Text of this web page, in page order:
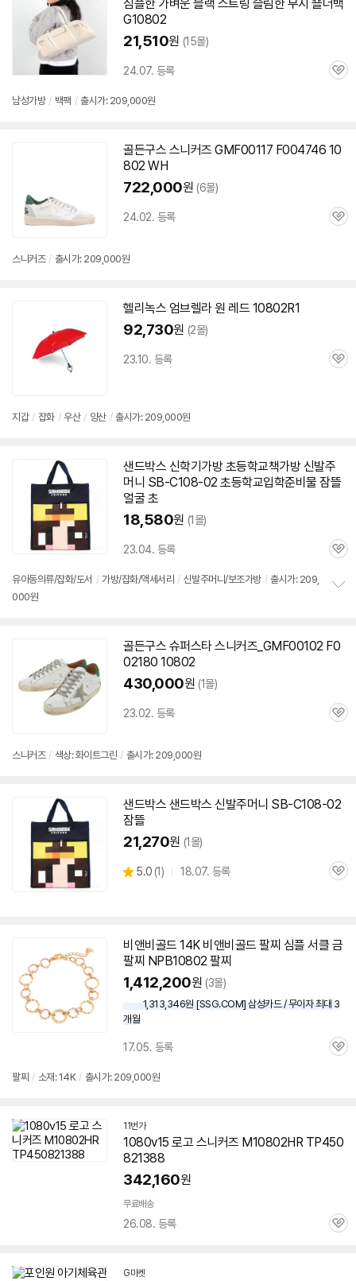
심플한 가벼운 블랙 스트링 슬림한 무지 숄더백
G10802
21,510원 (15몰)
24.07. 등록
관
남성가방 / 백팩 / 출시가: 209,000원
골든구스 스니커즈 GMF00117 F004746 10
802 WH
722,000원 (6몰)
24.02. 등록
관
스니커즈 / 출시가: 209,000원
헬리녹스 엄브렐라 원 레드 10802R1
92,730원 (2몰)
23.10. 등록
관
지갑 / 잡화 / 우산 / 양산 / 출시가: 209,000원
샌드박스 신학기가방 초등학교책가방 신발주
머니 SB-C108-02 초등학교입학준비물 잠뜰
얼굴 초
18,580원 (1몰)
23.04. 등록
관
유아동의류/잡화/도서 / 가방/잡화/액세서리 / 신발주머니/보조가방 / 출시가: 209,
000원
치
골든구스 슈퍼스타 스니커즈_GMF00102 F0
02180 10802
430,000원 (1몰)
23.02. 등록
관
스니커즈 / 색상: 화이트그린 / 출시가: 209,000원
샌드박스 샌드박스 신발주머니 SB-C108-02
잠뜰
21,270원 (1몰)
별
5.0 (상
1) 18.07. 등록
관
비앤비골드 14K 비앤비골드 팔찌 심플 서클 금
팔찌 NPB10802 팔찌
1,412,200원 (3몰)
1,313,346원 [SSG.COM] 삼성카드 / 무이자 최대 3
개월
17.05. 등록
관
팔찌 / 소재: 14K / 출시가: 209,000원
11번가
1080v15 로고 스니커즈 M10802HR TP450
821388
342,160원
무료배송
26.08. 등록
관
G마켓